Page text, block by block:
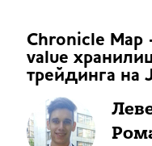
Chronicle
value
трейдинга на